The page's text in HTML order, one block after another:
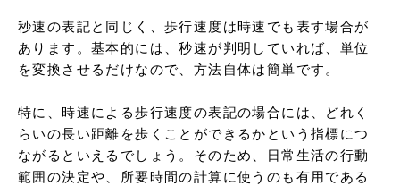
秒速の表記と同じく、歩行速度は時速でも表す場合が
あります。基本的には、秒速が判明していれば、単位
を変換させるだけなので、方法自体は簡単です。
特に、時速による歩行速度の表記の場合には、どれく
らいの長い距離を歩くことができるかという指標につ
ながるといえるでしょう。そのため、日常生活の行動
範囲の決定や、所要時間の計算に使うのも有用である